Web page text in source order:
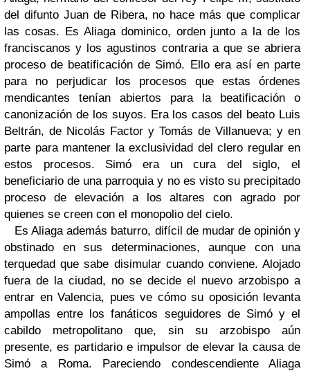
del difunto Juan de Ribera, no hace más que complicar
las cosas. Es Aliaga dominico, orden junto a la de los
franciscanos y los agustinos contraria a que se abriera
proceso de beatificación de Simó. Ello era así en parte
para no perjudicar los procesos que estas órdenes
mendicantes tenían abiertos para la beatificación o
canonización de los suyos. Era los casos del beato Luis
Beltrán, de Nicolás Factor y Tomás de Villanueva; y en
parte para mantener la exclusividad del clero regular en
estos procesos. Simó era un cura del siglo, el
beneficiario de una parroquia y no es visto su precipitado
proceso de elevación a los altares con agrado por
quienes se creen con el monopolio del cielo.
Es Aliaga además baturro, difícil de mudar de opinión y
obstinado en sus determinaciones, aunque con una
terquedad que sabe disimular cuando conviene. Alojado
fuera de la ciudad, no se decide el nuevo arzobispo a
entrar en Valencia, pues ve cómo su oposición levanta
ampollas entre los fanáticos seguidores de Simó y el
cabildo metropolitano que, sin su arzobispo aún
presente, es partidario e impulsor de elevar la causa de
Simó a Roma. Pareciendo condescendiente Aliaga